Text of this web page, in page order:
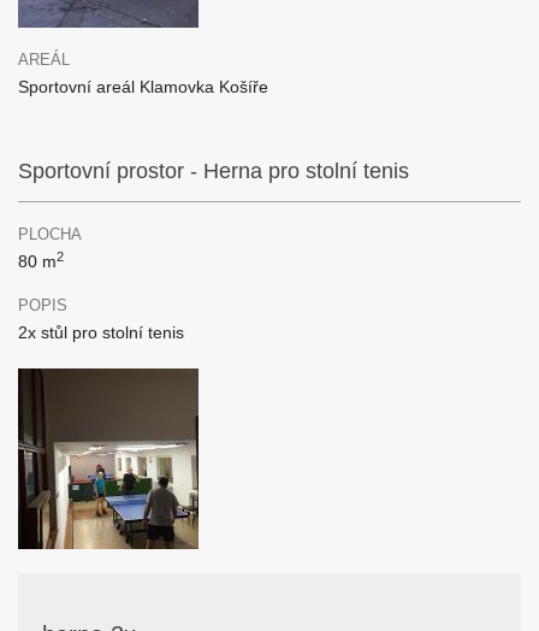
AREÁL
Sportovní areál Klamovka Košíře
Sportovní prostor - Herna pro stolní tenis
PLOCHA
80 m2
POPIS
2x stůl pro stolní tenis